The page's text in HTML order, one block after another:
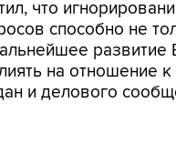
развитие
на отношение к
и делового
подобные